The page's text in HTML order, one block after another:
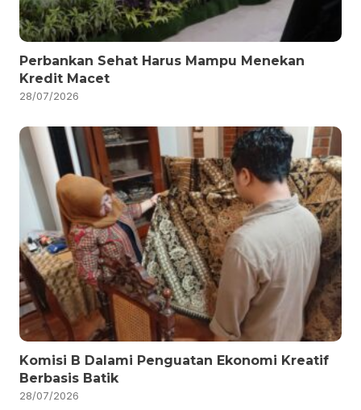
Perbankan Sehat Harus Mampu Menekan
Kredit Macet
28/07/2026
Komisi B Dalami Penguatan Ekonomi Kreatif
Berbasis Batik
28/07/2026